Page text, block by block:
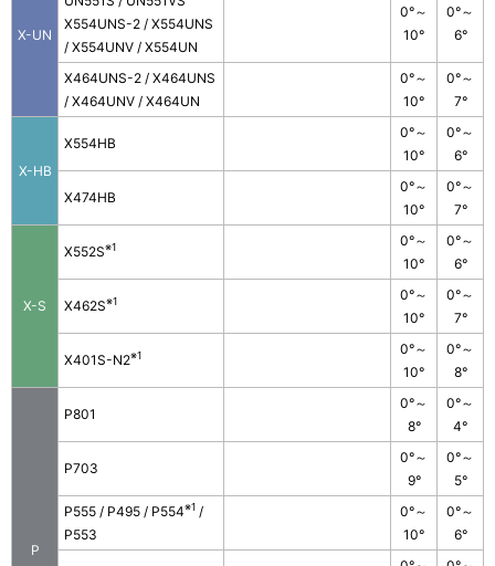
X-UN
X554UNS-2 / X554UNS
/ X554UNV / X554UN
0°～
10°
0°～
6°
X464UNS-2 / X464UNS
/ X464UNV / X464UN
0°～
10°
0°～
7°
X-HB
X554HB
0°～
10°
0°～
6°
X474HB
0°～
10°
0°～
7°
X-S
X552S※1
0°～
10°
0°～
6°
X462S※1
0°～
10°
0°～
7°
X401S-N2※1
0°～
10°
0°～
8°
P
P801
0°～
8°
0°～
4°
P703
0°～
9°
0°～
5°
P555 / P495 / P554※1 /
P553
0°～
10°
0°～
6°